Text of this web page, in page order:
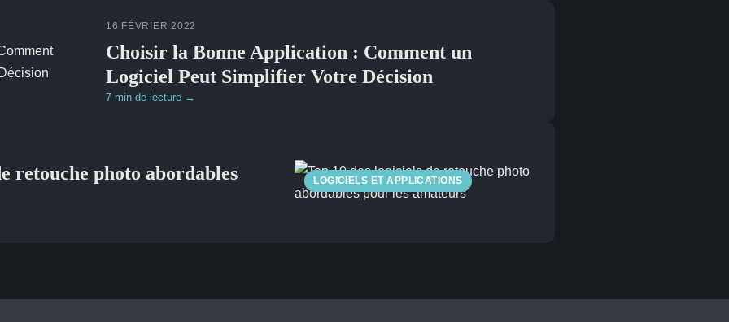
16 FÉVRIER 2022
Choisir la Bonne Application : Comment un
Logiciel Peut Simplifier Votre Décision
7 min de lecture →
LOGICIELS ET APPLICATIONS
retouche photo abordables